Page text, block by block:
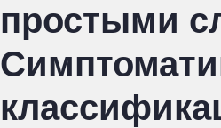
простыми